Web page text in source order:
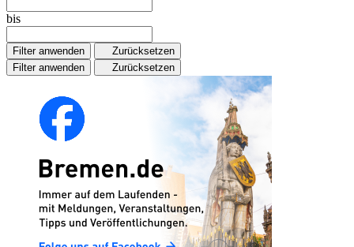
bis
Filter anwenden
Zurücksetzen
Filter anwenden
Zurücksetzen